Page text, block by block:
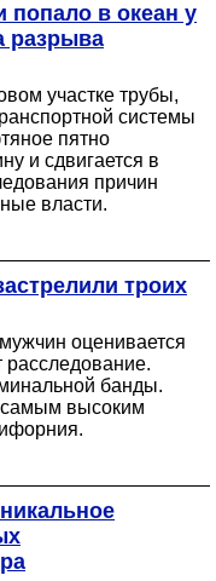
попало в океан у
разрыва
участке трубы,
системы
пятно
и сдвигается в
причин
власти.
троих
оценивается
расследование.
банды.
самым высоким